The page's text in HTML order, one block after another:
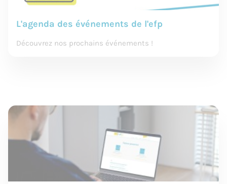
L'agenda des événements de l'efp
Découvrez nos prochains événements !